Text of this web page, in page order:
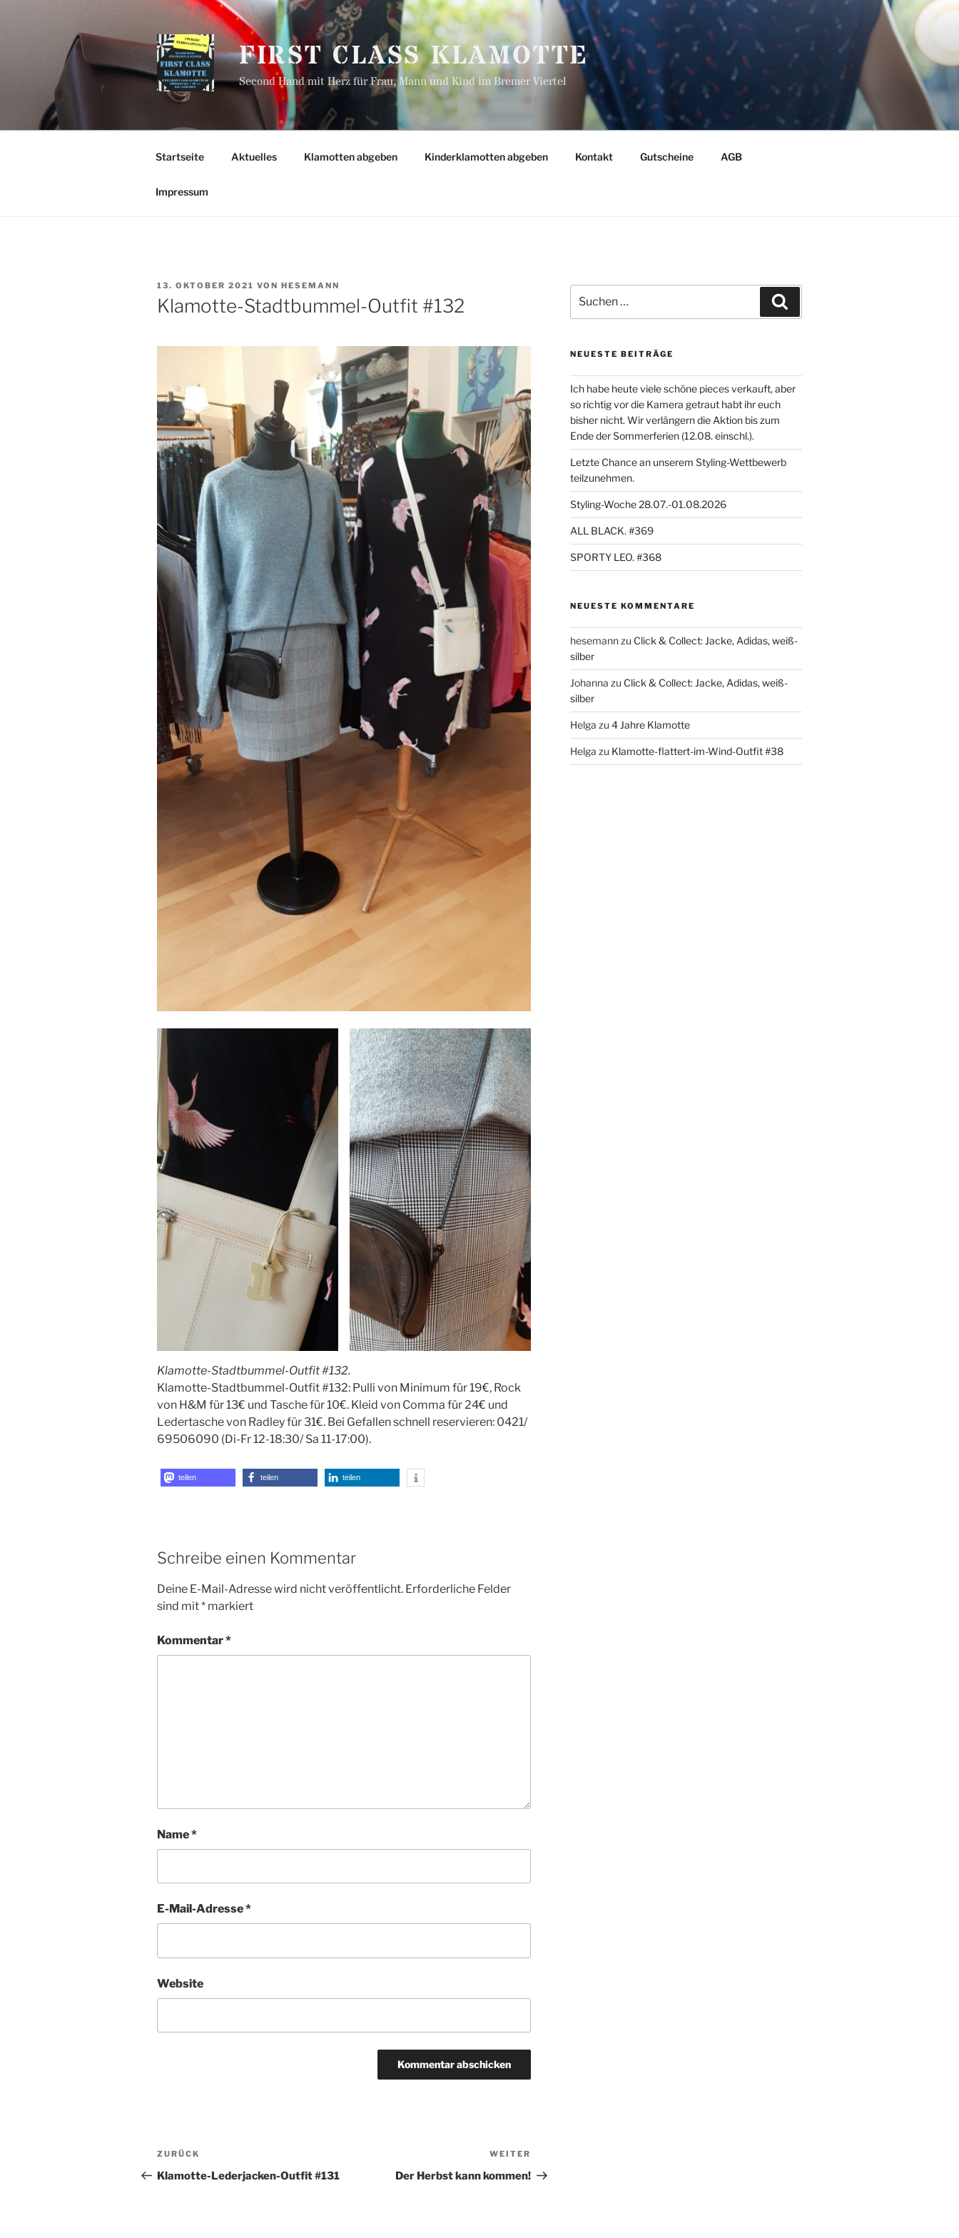
FIRST CLASS KLAMOTTE
Second Hand mit Herz für Frau, Mann und Kind im Bremer Viertel
Startseite Aktuelles Klamotten abgeben Kinderklamotten abgeben Kontakt Gutscheine AGB
Impressum
VERÖFFENTLICHT
AM
13. OKTOBER 2021 VON HESEMANN
Klamotte-Stadtbummel-Outfit #132
Klamotte-Stadtbummel-Outfit #132.
Klamotte-Stadtbummel-Outfit #132: Pulli von Minimum für 19€, Rock
von H&M für 13€ und Tasche für 10€. Kleid von Comma für 24€ und
Ledertasche von Radley für 31€. Bei Gefallen schnell reservieren: 0421/
69506090 (Di-Fr 12-18:30/ Sa 11-17:00).
teilen teilen teilen
Schreibe einen Kommentar
Deine E-Mail-Adresse wird nicht veröffentlicht. Erforderliche Felder
sind mit* markiert
Kommentar*
Name*
E-Mail-Adresse*
Website
Beitragsnavigation
Vorheriger
Beitrag
ZURÜCK
Klamotte-Lederjacken-Outfit #131
Beitrag
WEITER
Der Herbst kann kommen!
nach:
NEUESTE BEITRÄGE
Ich habe heute viele schöne pieces verkauft, aber
so richtig vor die Kamera getraut habt ihr euch
bisher nicht. Wir verlängern die Aktion bis zum
Ende der Sommerferien (12.08. einschl.).
Letzte Chance an unserem Styling-Wettbewerb
teilzunehmen.
Styling-Woche 28.07.-01.08.2026
ALL BLACK. #369
SPORTY LEO. #368
NEUESTE KOMMENTARE
hesemannzu Click & Collect: Jacke, Adidas, weiß-
silber
Johanna zu Click & Collect: Jacke, Adidas, weiß-
silber
Helga zu 4 Jahre Klamotte
Helga zu Klamotte-flattert-im-Wind-Outfit #38